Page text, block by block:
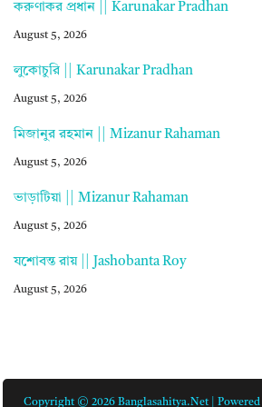
করুণাকর প্রধান || Karunakar Pradhan
August 5, 2026
লুকোচুরি || Karunakar Pradhan
August 5, 2026
মিজানুর রহমান || Mizanur Rahaman
August 5, 2026
ভাড়াটিয়া || Mizanur Rahaman
August 5, 2026
যশোবন্ত রায় || Jashobanta Roy
August 5, 2026
Copyright © 2026 Banglasahitya.net |